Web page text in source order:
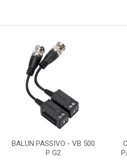
BALUN PASSIVO - VB 500
P G2